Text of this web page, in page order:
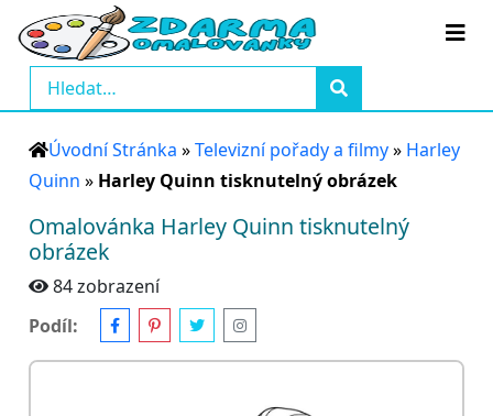
Úvodní Stránka »Televizní pořady a filmy» Harley
Quinn » Harley Quinn tisknutelný obrázek
Omalovánka Harley Quinn tisknutelný
obrázek
84 zobrazení
Podíl: